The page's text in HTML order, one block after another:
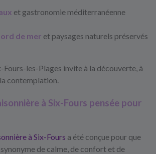
et gastronomie méditerranéenne
de mer et paysages naturels préservés
Fours-les-Plages invite à la découverte, à
contemplation.
à Six-Fours pensée pour
à Six-Fours a été conçue pour que
de calme, de confort et de